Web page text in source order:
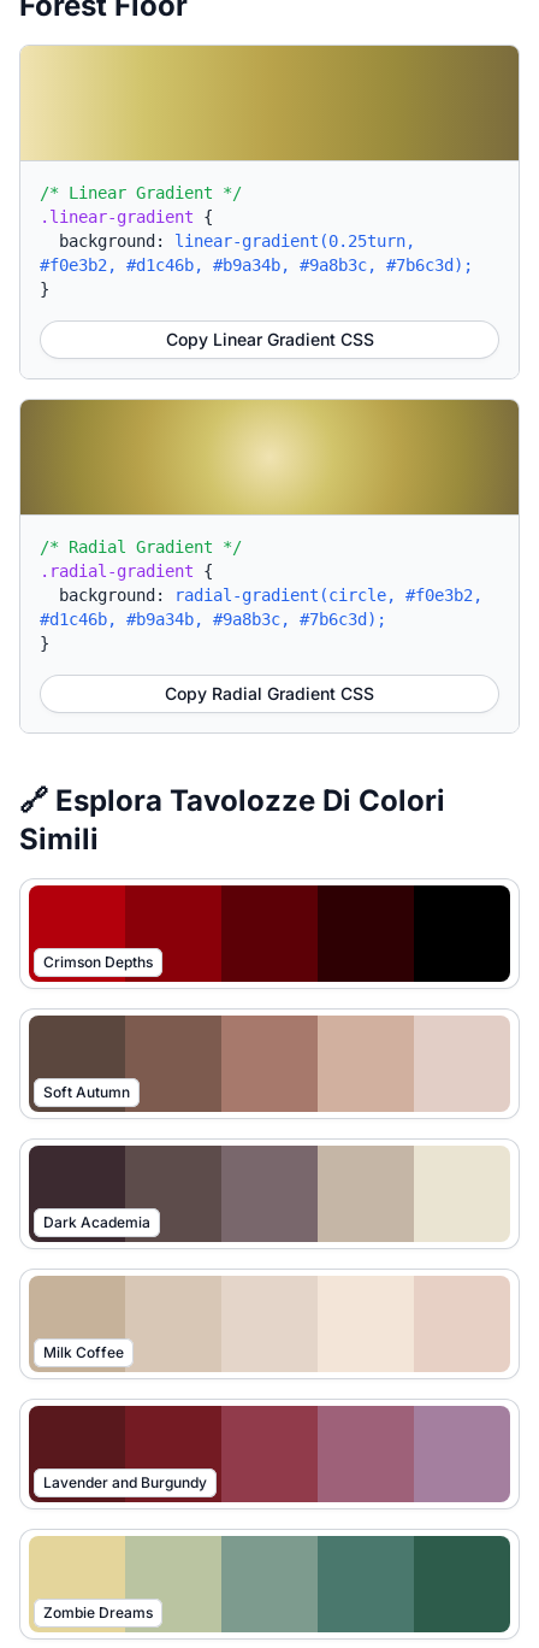
/* Linear Gradient */
.linear-gradient {
background: linear-gradient(0.25turn,
#f0e3b2, #d1c46b, #b9a34b, #9a8b3c, #7b6c3d);
}
Copy Linear Gradient CSS
/* Radial Gradient */
.radial-gradient {
background:
radial-gradient(circle, #f0e3b2,
#d1c46b, #b9a34b, #9a8b3c, #7b6c3d);
}
Copy Radial Gradient CSS
🔗 Esplora Tavolozze Di Colori
Simili
Crimson Depths
Soft Autumn
Dark Academia
Milk Coffee
Lavender and Burgundy
Zombie Dreams